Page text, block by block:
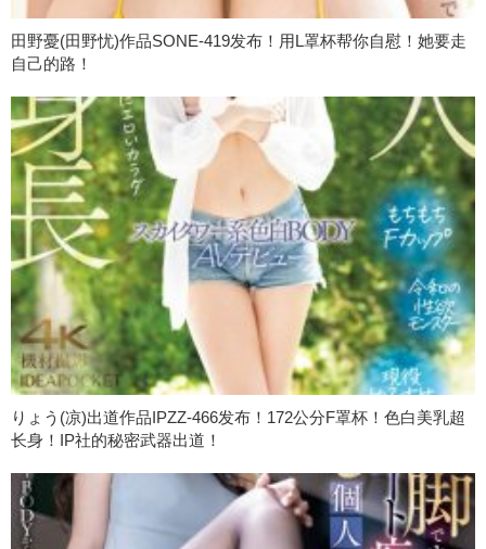
田野憂(田野忧)作品SONE-419发布！用L罩杯帮你自慰！她要走
自己的路！
りょう(凉)出道作品IPZZ-466发布！172公分F罩杯！色白美乳超
长身！IP社的秘密武器出道！